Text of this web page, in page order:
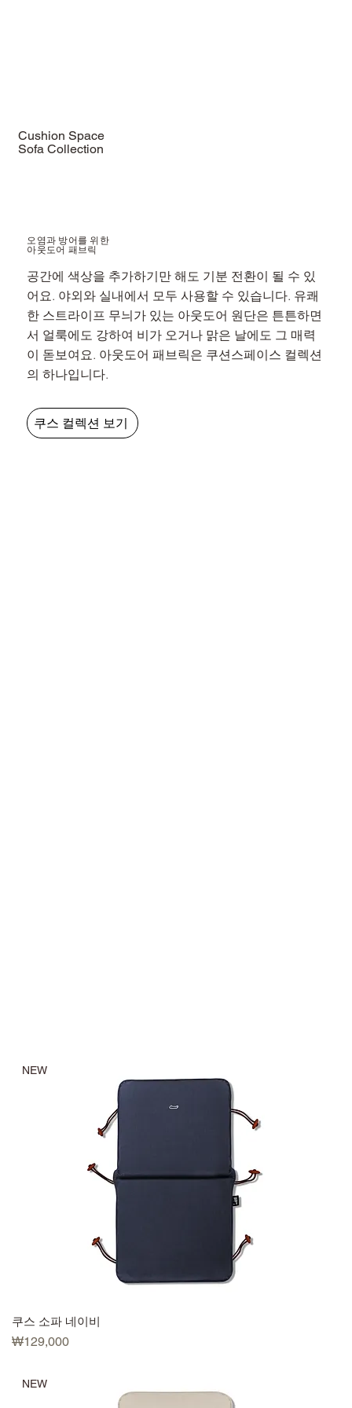
Cushion Space
Sofa Collection
NEW
쿠스 소파 네이비
Price
₩129,000
NEW
오염과 방어를 위한
​아웃도어 패브릭
공간에 색상을 추가하기만 해도 기분 전환이 될 수 있
어요. 야외와 실내에서 모두 사용할 수 있습니다. 유쾌
한 스트라이프 무늬가 있는 아웃도어 원단은 튼튼하면
서 얼룩에도 강하여 비가 오거나 맑은 날에도 그 매력
이 돋보여요. 아웃도어 패브릭은 쿠션스페이스 컬렉션
의 하나입니다.
쿠스 컬렉션 보기